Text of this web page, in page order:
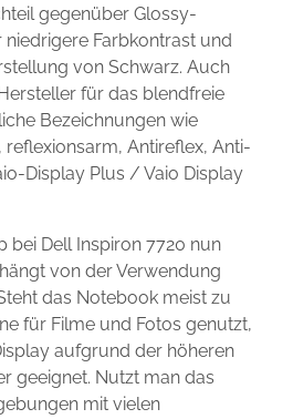
gegenüber Glossy-
niedrigere Farbkontrast und
von Schwarz. Auch
für das blendfreie
Bezeichnungen wie
Antireflex, Anti-
Display Plus / Vaio Display
bei Dell Inspiron 7720 nun
von der Verwendung
das Notebook meist zu
für Filme und Fotos genutzt,
aufgrund der höheren
geeignet. Nutzt man das
mit vielen